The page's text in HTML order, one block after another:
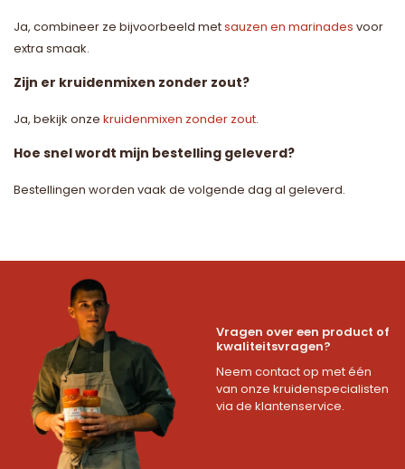
Ja, combineer ze bijvoorbeeld metsauzen en marinades voor
extra smaak.
Zijn er kruidenmixen zonder zout?
Ja, bekijk onze kruidenmixen zonder zout.
Hoe snel wordt mijn bestelling geleverd?
Bestellingen worden vaak de volgende dag al geleverd.
Vragen over een product of
kwaliteitsvragen?
Neem contact op met één
van onze kruidenspecialisten
via de klantenservice.